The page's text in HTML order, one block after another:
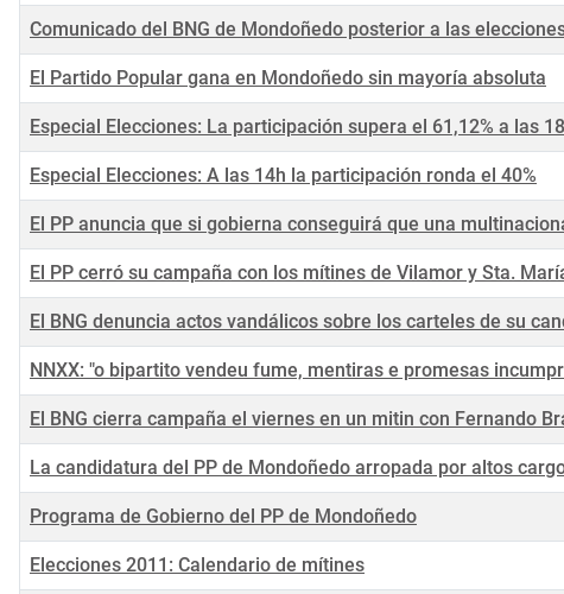
Comunicado del BNG de Mondoñedo posterior a las
El Partido Popular gana en Mondoñedo sin mayoría absoluta
Especial Elecciones: La participación supera el 61,12% a las
Especial Elecciones: A las 14h la participación ronda el 40%
El PP anuncia que si gobierna conseguirá que una
El PP cerró su campaña con los mítines de Vilamor y Sta.
El BNG denuncia actos vandálicos sobre los carteles de su
NNXX: "o bipartito vendeu fume, mentiras e promesas
El BNG cierra campaña el viernes en un mitin con Fernando
La candidatura del PP de Mondoñedo arropada por altos
Programa de Gobierno del PP de Mondoñedo
Elecciones 2011: Calendario de mítines